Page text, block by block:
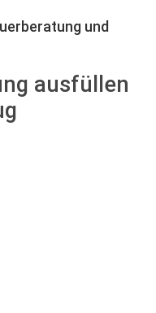
und
ausfüllen